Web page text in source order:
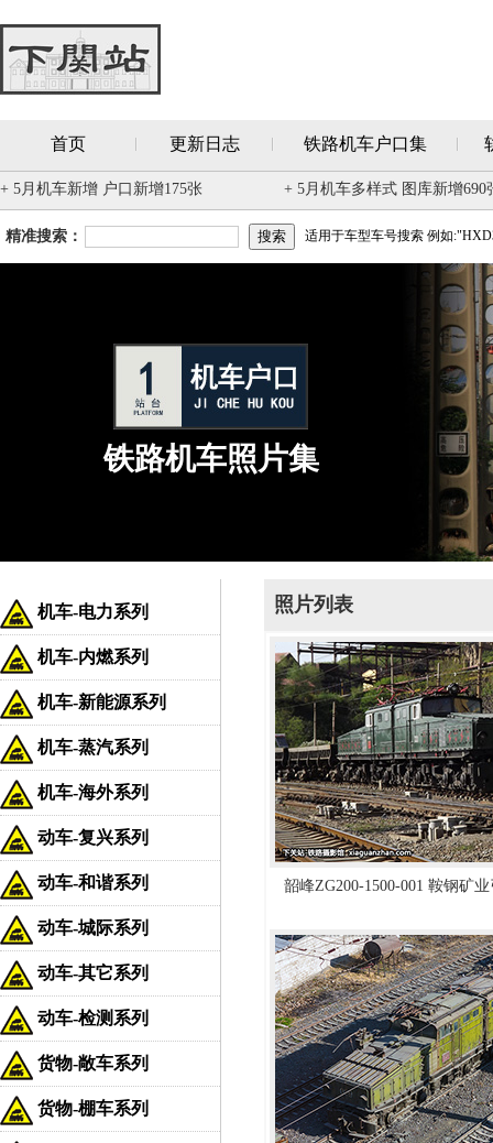
首页 更新日志 铁路机车户口集
+ 5月机车新增 户口新增175张 + 5月机车多样式 图库新增690
精准搜索： 适用于车型车号搜索 例如
铁路机车照片集
机车-电力系列
机车-内燃系列
机车-新能源系列
机车-蒸汽系列
机车-海外系列
动车-复兴系列
动车-和谐系列
动车-城际系列
动车-其它系列
动车-检测系列
货物-敞车系列
货物-棚车系列
照片列表
韶峰ZG200-1500-001 鞍钢矿